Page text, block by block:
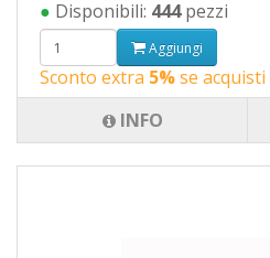
● Disponibili: 444pezzi
Aggiungi
Sconto extra 5%se acquisti
INFO